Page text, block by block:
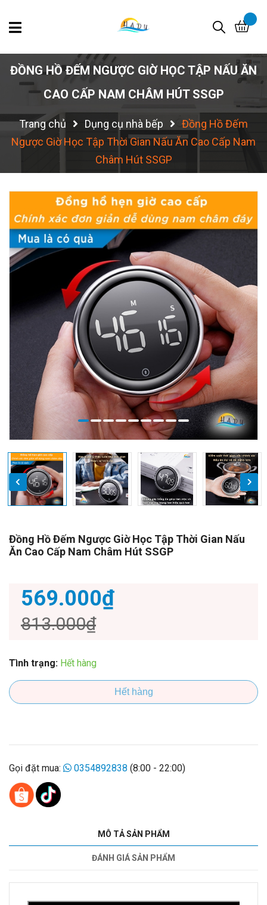
ĐỒNG HỒ ĐẾM NGƯỢC GIỜ HỌC TẬP NẤU ĂN
CAO CẤP NAM CHÂM HÚT SSGP
Trang chủ Dụng cụ nhà bếp
Đồng Hồ Đếm
Ngược Giờ Học Tập Thời Gian Nấu Ăn Cao Cấp Nam
Châm Hút SSGP
Đồng Hồ Đếm Ngược Giờ Học Tập Thời Gian Nấu
Ăn Cao Cấp Nam Châm Hút SSGP
569.000₫
813.000₫
Tình trạng: Hết hàng
Hết hàng
Gọi đặt mua: 0354892838 (8:00 - 22:00)
MÔ TẢ SẢN PHẨM
ĐÁNH GIÁ SẢN PHẨM